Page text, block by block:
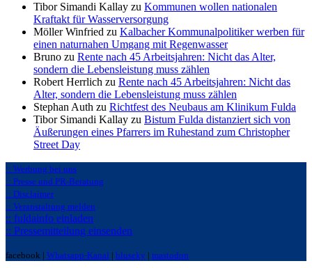
Tibor Simandi Kallay zu Kommunen wollen nationalen
Kraftakt für Wasserversorgung
Möller Winfried zu Kalbacher Kommunalpolitiker werben für
einen naturnahen Umgang mit Regenwasser
Bruno zu Rente nach 45 Arbeitsjahren: Nicht das Alter,
sondern die Lebensleistung muss zählen
Robert Herrlich zu Rente nach 45 Arbeitsjahren: Nicht das
Alter, sondern die Lebensleistung muss zählen
Stephan Auth zu Richtfest des Neubaus am Klinikum Fulda
Tibor Simandi Kallay zu Bistum Fulda distanziert sich von
Äußerungen eines Pfarrers im Ruhestand zum Christopher
Street Day
:: Werbung bei uns
:: Presse und PR-Beratung
:: Disclaimer
:: Veranstaltung melden
:: fuldainfo einladen
:: Pressemitteilung einsenden
facebook | Whatsapp-Kanal | bluseky | mastodon